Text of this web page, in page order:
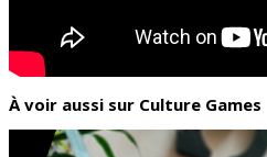
À voir aussi sur Culture Games